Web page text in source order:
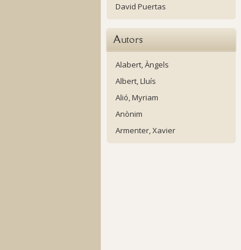
David Puertas
Autors
Alabert, Àngels
Albert, Lluís
Alió, Myriam
Anònim
Armenter, Xavier